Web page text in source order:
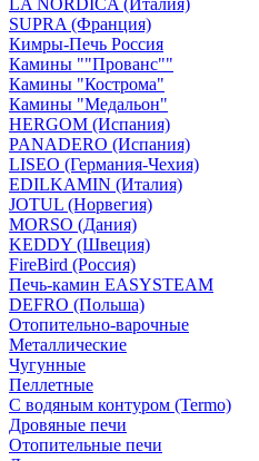
LA NORDICA (Италия)
SUPRA (Франция)
Кимры-Печь Россия
Камины ""Прованс""
Камины "Кострома"
Камины "Медальон"
HERGOM (Испания)
PANADERO (Испания)
LISEO (Германия-Чехия)
EDILKAMIN (Италия)
JOTUL (Норвегия)
MORSO (Дания)
KEDDY (Швеция)
FireBird (Россия)
Печь-камин EASYSTEAM
DEFRO (Польша)
Отопительно-варочные
Металлические
Чугунные
Пеллетные
С водяным контуром (Termo)
Дровяные печи
Отопительные печи